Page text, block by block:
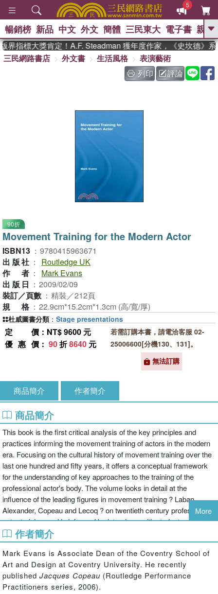
5
GO
熱搜： 東野圭吾 、 The Odyssey
、 如果歷史是一群喵 、 暑期
國際布克獎 臺灣漫遊錄 、 方
暢銷榜 新品 中文 外文 簡體 三民東大 電子書 親子
指標大獎肯定！A.F. Steadman 獲年度作家，《史坎德》系
三民網路書店
外文書 生活風格
表演藝術
列印
評論
90折
Movement Training for the Modern Actor
ISBN13 ： 9780415963671
出版社 ：
Routledge UK
作者 ：
Mark Evans
出版日 ： 2009/02/09
裝訂／頁數 ： 精裝／212頁
規格 ： 22.9cm*15.2cm*1.3cm (高/寬/厚)
定價 ：NT$ 9600 元
優惠價 ： 90折8640 元
若需訂購本書，請電洽客服 02-
25006600[分機130、131]。
無法訂購
杜威圖書分類 ： Stage presentations
商品簡介 作者簡介
商品簡介
This book is the first critical analysis of the key principles and
practices informing the movement training of actors in the modern
era. Focusing on the cultural history of movement training over the
last one hundred and fifty years, it offers a conceptual framework
for the understanding of key approaches to the training of the
professional actor's body. The volume looks in detail at the
influence of the leading figures in movement training ? Laban,
Alexander, Copeau and Lecoq ? on twentieth century professional
actor training, and is informed by interviews with students and staff
at leading English drama schools. Mark Evans re-evaluates the
significance of movement training in the professional drama school
by examining the ways in which movement training shapes the
student as a professional actor, as well as considering the extent to
which it offers a new understanding of the body as a site for
performative resistance to industrialization. Despite the publication
More
作者簡介
Mark Evans is Associate Dean of the Coventry School of
Art and Design at Coventry University. He recently
published Jacques Copeau (Routledge Performance
Practitioners series, 2006).